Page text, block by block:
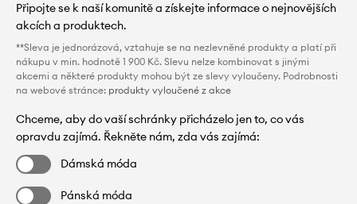
Připojte se k naší komunitě a získejte informace o nejnovějších
akcích a produktech.
**Sleva je jednorázová, vztahuje se na nezlevněné produkty a platí při
nákupu v min. hodnotě 1 900 Kč. Slevu nelze kombinovat s jinými
akcemi a některé produkty mohou být ze slevy vyloučeny. Podrobnosti
na webové stránce: produkty vyloučené z akce
Chceme, aby do vaší schránky přicházelo jen to, co vás
opravdu zajímá. Řekněte nám, zda vás zajímá:
Dámská móda
Pánská móda